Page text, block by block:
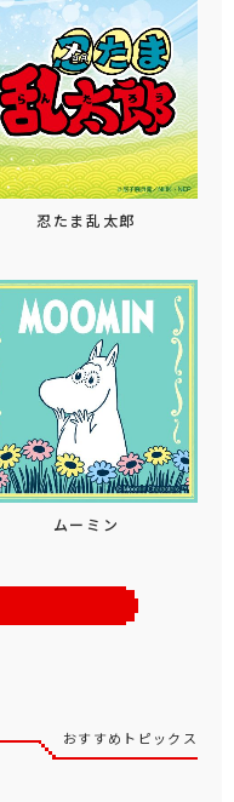
忍たま乱太郎
ムーミン
おすすめトピックス